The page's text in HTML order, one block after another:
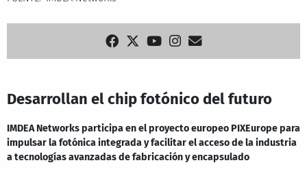
Desarrollan el chip fotónico del futuro
IMDEA Networks participa en el proyecto europeo PIXEurope para
impulsar la fotónica integrada y facilitar el acceso de la industria
a tecnologías avanzadas de fabricación y encapsulado